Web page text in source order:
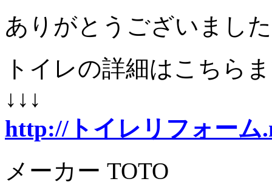
ありがとうございまし
トイレの詳細はこちら
↓↓↓
http://トイレリフォーム
メーカー TOTO